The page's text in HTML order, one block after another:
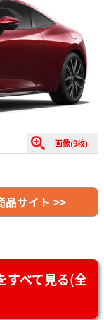
画像(9枚)
サイト >>
すべて見る(全